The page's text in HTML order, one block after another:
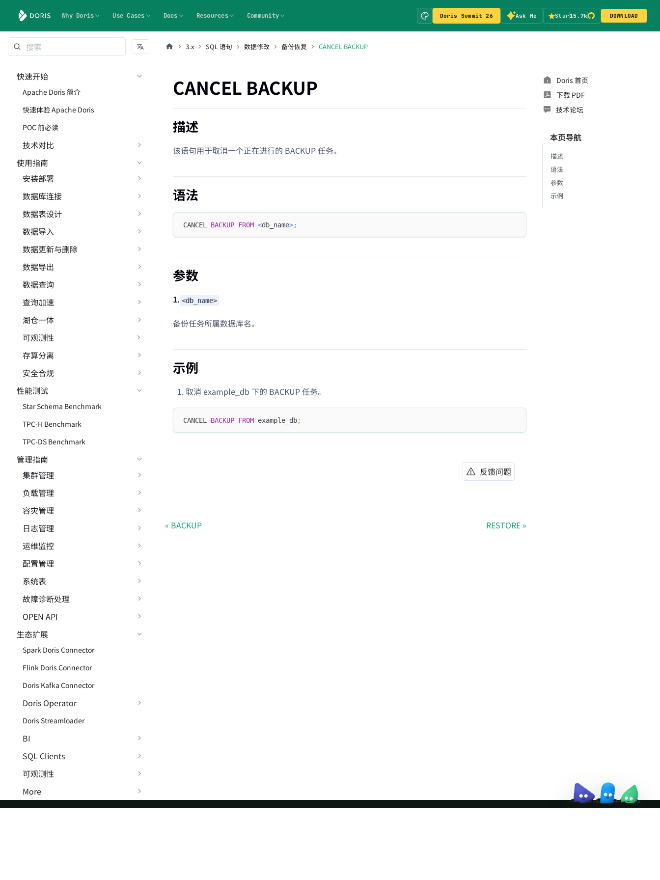
Why Doris Use Cases Docs Resources Community Doris Summit 26 Ask Me Star15.7k DOWNLOAD
快速开始
Apache Doris 简介
快速体验 Apache Doris
POC 前必读
技术对比
使用指南
安装部署
数据库连接
数据表设计
数据导入
数据更新与删除
数据导出
数据查询
查询加速
湖仓一体
可观测性
存算分离
安全合规
性能测试
Star Schema Benchmark
TPC-H Benchmark
TPC-DS Benchmark
管理指南
集群管理
负载管理
容灾管理
日志管理
运维监控
配置管理
系统表
故障诊断处理
OPEN API
生态扩展
Spark Doris Connector
Flink Doris Connector
Doris Kafka Connector
Doris Operator
Doris Streamloader
BI
SQL Clients
可观测性
More
常见问题
3.x SQL 语句 数据修改 备份恢复 CANCEL BACKUP
CANCEL BACKUP
描述
该语句用于取消一个正在进行的 BACKUP 任务。
语法
CANCEL BACKUP FROM <db_name>;
参数
1. <db_name>
备份任务所属数据库名。
示例
取消 example_db 下的 BACKUP 任务。
CANCEL BACKUP FROM example_db;
反馈问题
BACKUP RESTORE
Doris 首页
下载 PDF
技术论坛
本页导航
描述
语法
参数
示例